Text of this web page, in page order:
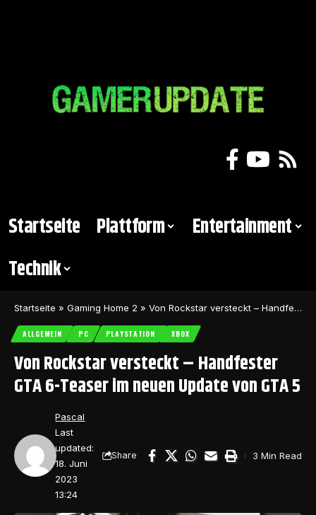
Startseite Plattform
Entertainment
Technik
Startseite » Gaming Home 2 » Von Rockstar versteckt – Handfester GTA 6-Teaser im neuen Update von GTA 5
ALLGEMEIN PC PLAYSTATION XBOX
Von Rockstar versteckt – Handfester
GTA 6-Teaser im neuen Update von GTA 5
Last
updated:
18. Juni
2023
13:24
Pascal
Share 3 Min Read